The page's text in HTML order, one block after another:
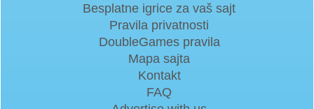
Besplatne igrice za vaš sajt
Pravila privatnosti
DoubleGames pravila
Mapa sajta
Kontakt
FAQ